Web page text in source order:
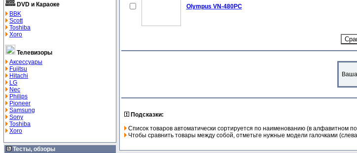
DVD и Караоке
BBK
Scott
Toshiba
Xoro
Телевизоры
Аксессуары
Fujitsu
Hitachi
LG
Nec
Philips
Pioneer
Samsung
Sony
Toshiba
Xoro
Тесты, обзоры
Olympus VN-480PC
Подсказки:
Список товаров автоматически сортируется по наименованию (в алфавитном
Чтобы сравнить товары между собой, отметьте нужные модели галочками